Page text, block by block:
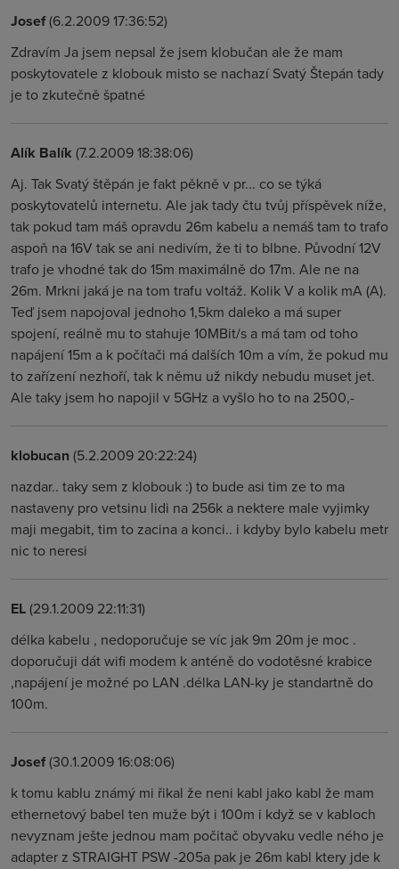
Josef(6.2.2009 17:36:52)
Zdravím Ja jsem nepsal že jsem klobučan ale že mam
poskytovatele z klobouk misto se nachazí Svatý Štepán tady
je to zkutečně špatné
Alík Balík (7.2.2009 18:38:06)
Aj. Tak Svatý štěpán je fakt pěkně v pr... co se týká
poskytovatelů internetu. Ale jak tady čtu tvůj příspěvek níže,
tak pokud tam máš opravdu 26m kabelu a nemáš tam to trafo
aspoň na 16V tak se ani nedivím, že ti to blbne. Původní 12V
trafo je vhodné tak do 15m maximálně do 17m. Ale ne na
26m. Mrkni jaká je na tom trafu voltáž. Kolik V a kolik mA (A).
Teď jsem napojoval jednoho 1,5km daleko a má super
spojení, reálně mu to stahuje 10MBit/s a má tam od toho
napájení 15m a k počítači má dalších 10m a vím, že pokud mu
to zařízení nezhoří, tak k němu už nikdy nebudu muset jet.
Ale taky jsem ho napojil v 5GHz a vyšlo ho to na 2500,-
klobucan(5.2.2009 20:22:24)
nazdar.. taky sem z klobouk :) to bude asi tim ze to ma
nastaveny pro vetsinu lidi na 256k a nektere male vyjimky
maji megabit, tim to zacina a konci.. i kdyby bylo kabelu metr
nic to neresi
EL(29.1.2009 22:11:31)
délka kabelu , nedoporučuje se víc jak 9m 20m je moc .
doporučuji dát wifi modem k anténě do vodotěsné krabice
,napájení je možné po LAN .délka LAN-ky je standartně do
100m.
Josef(30.1.2009 16:08:06)
k tomu kablu známý mi řikal že neni kabl jako kabl že mam
ethernetový babel ten muže být i 100m i když se v kabloch
nevyznam ješte jednou mam počitač obyvaku vedle ného je
adapter z STRAIGHT PSW -205a pak je 26m kabl ktery jde k